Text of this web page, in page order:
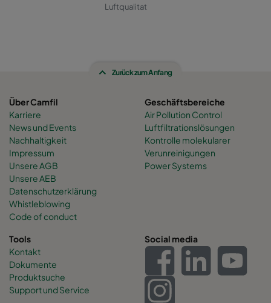
Luftqualitat
Zurück zum Anfang
Über Camfil
Karriere
News und Events
Nachhaltigkeit
Impressum
Unsere AGB
Unsere AEB
Datenschutzerklärung
Whistleblowing
Code of conduct
Geschäftsbereiche
Air Pollution Control
Luftfiltrationslösungen
Kontrolle molekularer
Verunreinigungen
Power Systems
Tools
Kontakt
Dokumente
Produktsuche
Support und Service
Social media